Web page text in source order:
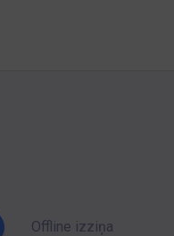
Offline izziņa